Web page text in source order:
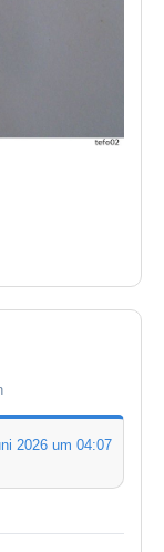
2026 um 04:07